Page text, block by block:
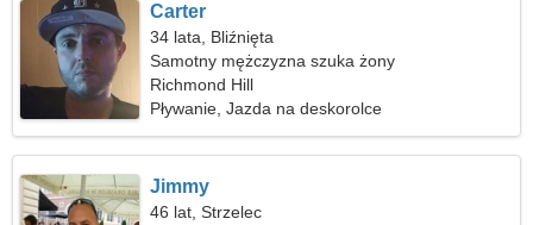
Carter
34 lata, Bliźnięta
Samotny mężczyzna szuka żony
Richmond Hill
Pływanie, Jazda na deskorolce
Jimmy
46 lat, Strzelec